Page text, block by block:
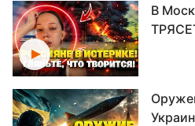
В